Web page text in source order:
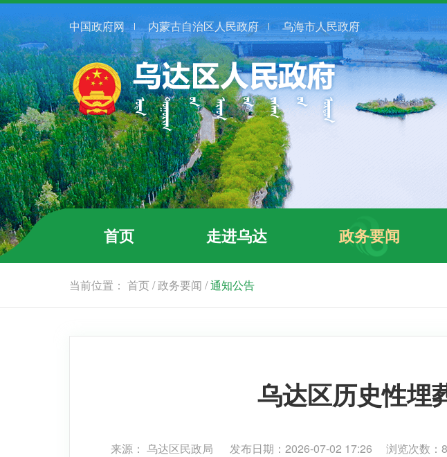
中国政府网 内蒙古自治区人民政府 乌海市人民政府
首页 走进乌达 政务要闻
当前位置： 首页/政务要闻 /通知公告
乌达区历史性埋
来源： 乌达区民政局 发布日期：2026-07-02 17:26 浏览次数：